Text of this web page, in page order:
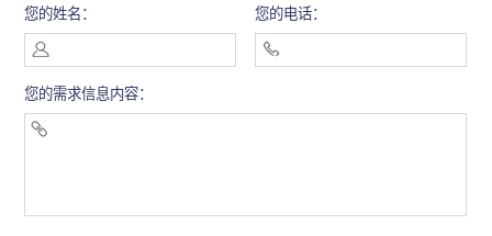
您的姓名： 您的电话：
您的需求信息内容：